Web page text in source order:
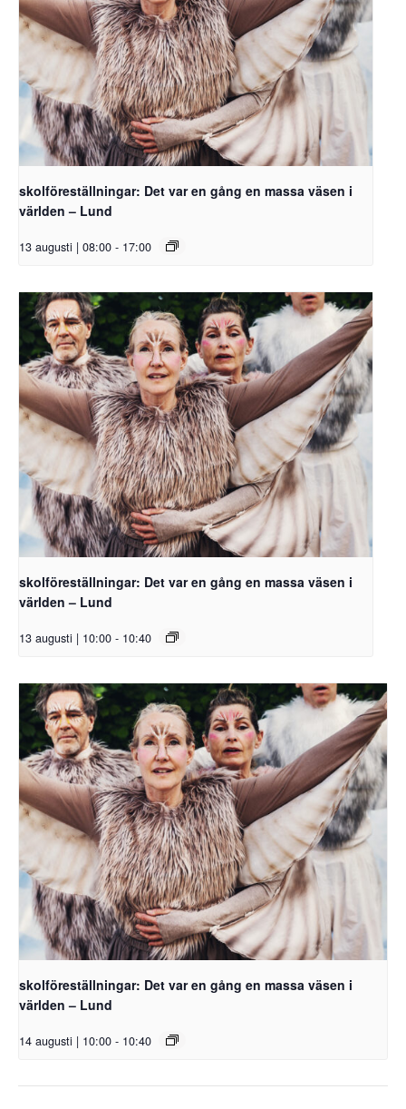
skolföreställningar: Det var en gång en massa väsen i
världen – Lund
13 augusti | 08:00 - 17:00
skolföreställningar: Det var en gång en massa väsen i
världen – Lund
13 augusti | 10:00 - 10:40
skolföreställningar: Det var en gång en massa väsen i
världen – Lund
14 augusti | 10:00 - 10:40